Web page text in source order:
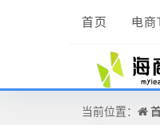
首页 电
当前位置：